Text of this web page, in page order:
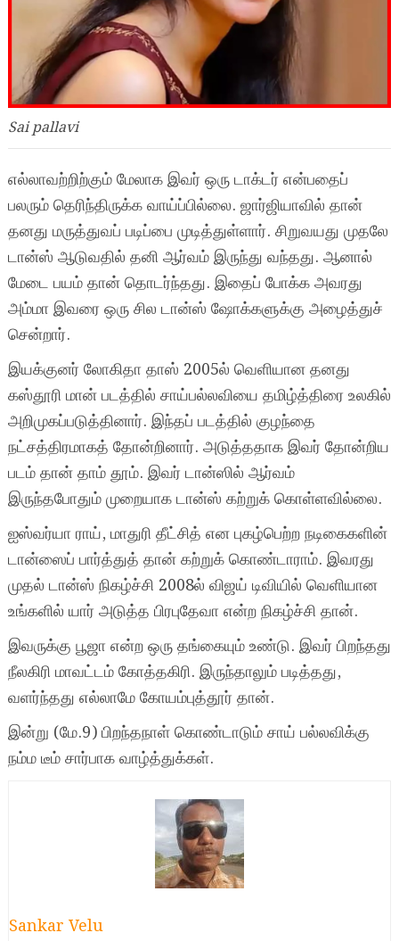
Sai pallavi
எல்லாவற்றிற்கும் மேலாக இவர் ஒரு டாக்டர் என்பதைப்
பலரும் தெரிந்திருக்க வாய்ப்பில்லை. ஜார்ஜியாவில் தான்
தனது மருத்துவப் படிப்பை முடித்துள்ளார். சிறுவயது முதலே
டான்ஸ் ஆடுவதில் தனி ஆர்வம் இருந்து வந்தது. ஆனால்
மேடை பயம் தான் தொடர்ந்தது. இதைப் போக்க அவரது
அம்மா இவரை ஒரு சில டான்ஸ் ஷோக்களுக்கு அழைத்துச்
சென்றார்.
இயக்குனர் லோகிதா தாஸ் 2005ல் வெளியான தனது
கஸ்தூரி மான் படத்தில் சாய்பல்லவியை தமிழ்த்திரை உலகில்
அறிமுகப்படுத்தினார். இந்தப் படத்தில் குழந்தை
நட்சத்திரமாகத் தோன்றினார். அடுத்ததாக இவர் தோன்றிய
படம் தான் தாம் தூம். இவர் டான்ஸில் ஆர்வம்
இருந்தபோதும் முறையாக டான்ஸ் கற்றுக் கொள்ளவில்லை.
ஐஸ்வர்யா ராய், மாதுரி தீட்சித் என புகழ்பெற்ற நடிகைகளின்
டான்ஸைப் பார்த்துத் தான் கற்றுக் கொண்டாராம். இவரது
முதல் டான்ஸ் நிகழ்ச்சி 2008ல் விஜய் டிவியில் வெளியான
உங்களில் யார் அடுத்த பிரபுதேவா என்ற நிகழ்ச்சி தான்.
இவருக்கு பூஜா என்ற ஒரு தங்கையும் உண்டு. இவர் பிறந்தது
நீலகிரி மாவட்டம் கோத்தகிரி. இருந்தாலும் படித்தது,
வளர்ந்தது எல்லாமே கோயம்புத்தூர் தான்.
இன்று (மே.9) பிறந்தநாள் கொண்டாடும் சாய் பல்லவிக்கு
நம்ம டீம் சார்பாக வாழ்த்துக்கள்.
Sankar Velu